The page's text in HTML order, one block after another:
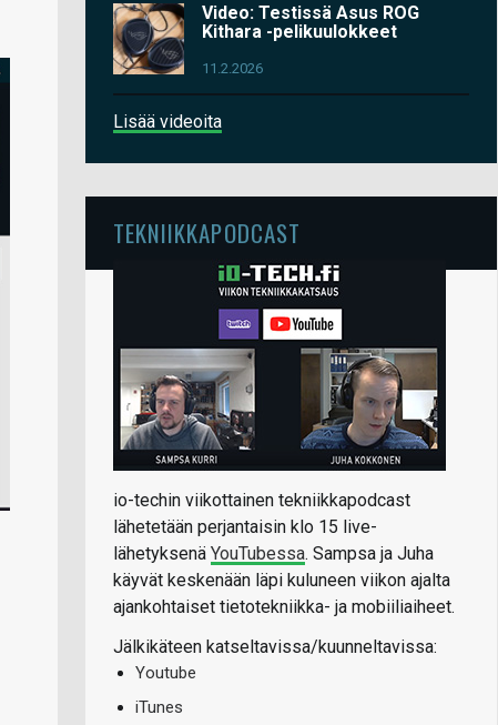
Video: Testissä Asus ROG
Kithara -pelikuulokkeet
11.2.2026
Lisää videoita
TEKNIIKKAPODCAST
io-techin viikottainen tekniikkapodcast
lähetetään perjantaisin klo 15 live-
lähetyksenä YouTubessa. Sampsa ja Juha
käyvät keskenään läpi kuluneen viikon ajalta
ajankohtaiset tietotekniikka- ja mobiiliaiheet.
Jälkikäteen katseltavissa/kuunneltavissa:
Youtube
iTunes